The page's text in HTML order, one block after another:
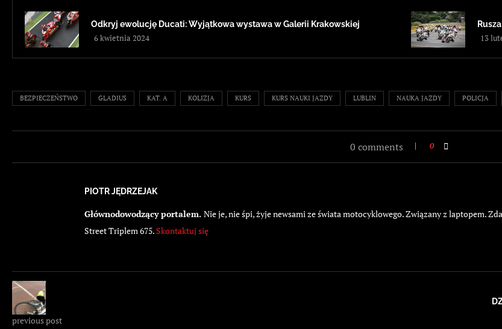
Odkryj ewolucję Ducati: Wyjątkowa wystawa w Galerii Krakowskiej
6 kwietnia 2024 13
BEZPIECZEŃSTWO GLADIUS KAT. A KOLIZJA KURS KURS NAUKI JAZDY LUBLIN NAUKA JAZDY POLICJA
0 comments 0
PIOTR JĘDRZEJAK
Głównodowodzący portalem. Nie je, nie śpi, żyje newsami ze świata motocyklowego. Związany z laptopem.
Street Triplem 675. Skontaktuj się
previous post